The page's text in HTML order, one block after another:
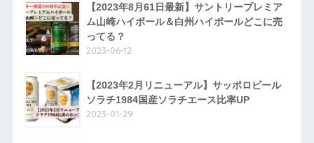
【2023年8月61日最新】サントリープレミア
ム山崎ハイボール＆白州ハイボールどこに売
ってる？
2023-06-12
【2023年2月リニューアル】サッポロビール
ソラチ1984国産ソラチエース比率UP
2023-01-29